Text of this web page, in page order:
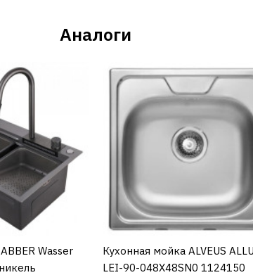
Аналоги
Wasser
КУПИТЬ
Кухонная мойка ALVEUS
LEI-90-048X48SN0 1124150